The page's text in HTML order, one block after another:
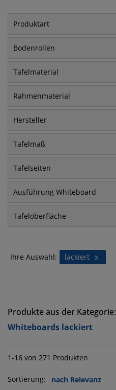
Produktart
Bodenrollen
Tafelmaterial
Rahmenmaterial
Hersteller
Tafelmaß
Tafelseiten
Ausführung Whiteboard
Tafeloberfläche
Ihre Auswahl: x
lackiert
Produkte aus der Kategorie:
Whiteboards lackiert
1-16 von 271 Produkten
Sortierung: